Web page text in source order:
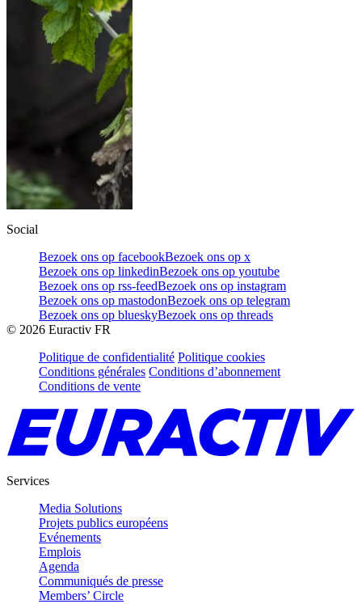
Social
Bezoek ons op facebookBezoek ons op x
Bezoek ons op linkedinBezoek ons op youtube
Bezoek ons op rss-feedBezoek ons op instagram
Bezoek ons op mastodonBezoek ons op telegram
Bezoek ons op blueskyBezoek ons op threads
© 2026 Euractiv FR
Politique de confidentialité Politique cookies
Conditions générales Conditions d’abonnement
Conditions de vente
Services
Media Solutions
Projets publics européens
Evénements
Emplois
Agenda
Communiqués de presse
Members’ Circle